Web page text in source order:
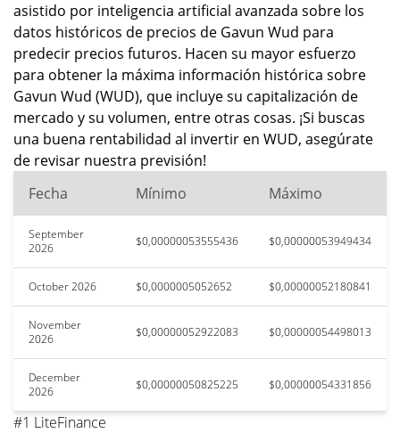
asistido por inteligencia artificial avanzada sobre los
datos históricos de precios de Gavun Wud para
predecir precios futuros. Hacen su mayor esfuerzo
para obtener la máxima información histórica sobre
Gavun Wud (WUD), que incluye su capitalización de
mercado y su volumen, entre otras cosas. ¡Si buscas
una buena rentabilidad al invertir en WUD, asegúrate
de revisar nuestra previsión!
Fecha
Mínimo Máximo
September
2026
$0,00000053555436 $0,00000053949434
October 2026 $0,0000005052652 $0,00000052180841
November
2026
$0,00000052922083 $0,00000054498013
December
2026
$0,00000050825225 $0,00000054331856
#1 LiteFinance